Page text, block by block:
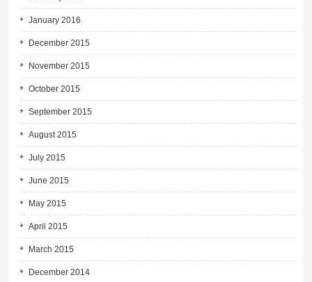
January 2016
December 2015
November 2015
October 2015
September 2015
August 2015
July 2015
June 2015
May 2015
April 2015
March 2015
December 2014